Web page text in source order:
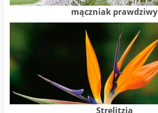
mączniak prawdziwy
Strelitzia